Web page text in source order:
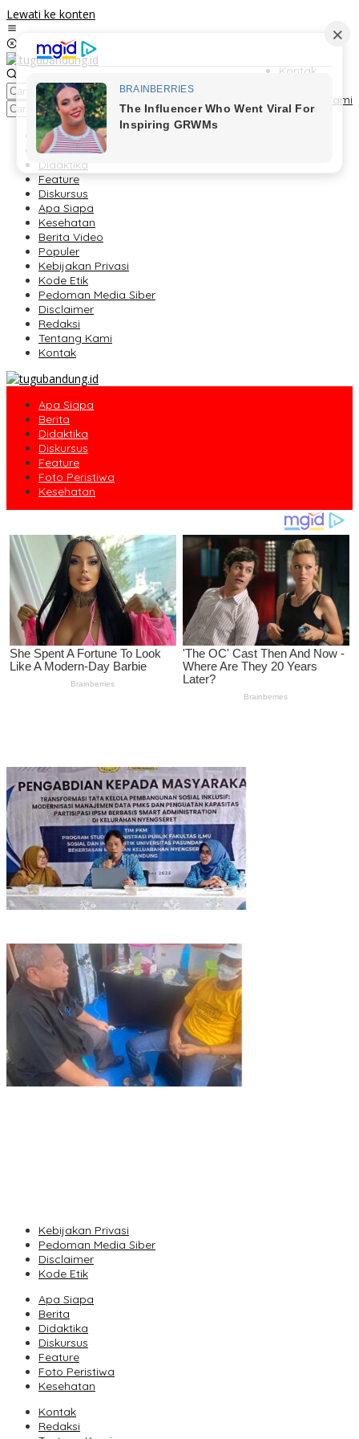
Lewati ke konten
Kontak
Tentang Kami
Berita
Foto Peristiwa
Didaktika
Feature
Diskursus
Apa Siapa
Kesehatan
Berita Video
Populer
Kebijakan Privasi
Kode Etik
Pedoman Media Siber
Disclaimer
Redaksi
Tentang Kami
Kontak
Apa Siapa
Berita
Didaktika
Diskursus
Feature
Foto Peristiwa
Kesehatan
Kebijakan Privasi
Pedoman Media Siber
Disclaimer
Kode Etik
Apa Siapa
Berita
Didaktika
Diskursus
Feature
Foto Peristiwa
Kesehatan
Kontak
Redaksi